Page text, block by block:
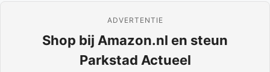
ADVERTENTIE
Shop bij Amazon.nl en steun
Parkstad Actueel